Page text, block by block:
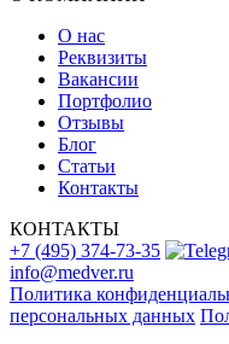
О нас
Реквизиты
Вакансии
Портфолио
Отзывы
Блог
Статьи
Контакты
КОНТАКТЫ
+7 (495) 374-73-35
info@medver.ru
Политика
персональных данных